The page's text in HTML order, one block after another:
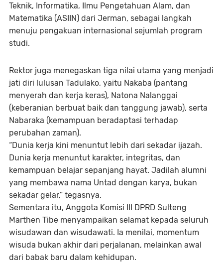
Teknik, Informatika, Ilmu Pengetahuan Alam, dan
Matematika (ASIIN) dari Jerman, sebagai langkah
menuju pengakuan internasional sejumlah program
studi.
Rektor juga menegaskan tiga nilai utama yang menjadi
jati diri lulusan Tadulako, yaitu Nakaba (pantang
menyerah dan kerja keras), Natona Nalanggai
(keberanian berbuat baik dan tanggung jawab), serta
Nabaraka (kemampuan beradaptasi terhadap
perubahan zaman).
“Dunia kerja kini menuntut lebih dari sekadar ijazah.
Dunia kerja menuntut karakter, integritas, dan
kemampuan belajar sepanjang hayat. Jadilah alumni
yang membawa nama Untad dengan karya, bukan
sekadar gelar,” tegasnya.
Sementara itu, Anggota Komisi III DPRD Sulteng
Marthen Tibe menyampaikan selamat kepada seluruh
wisudawan dan wisudawati. Ia menilai, momentum
wisuda bukan akhir dari perjalanan, melainkan awal
dari babak baru dalam kehidupan.